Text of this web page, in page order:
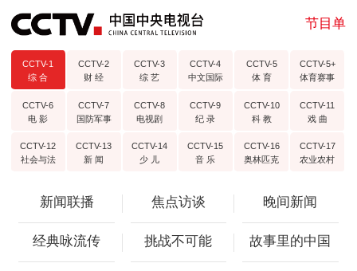
节目单
CCTV-1
综 合
CCTV-2
财 经
CCTV-3
综 艺
CCTV-4
中文国际
CCTV-5
体 育
CCTV-5+
体育赛事
CCTV-6
电 影
CCTV-7
国防军事
CCTV-8
电视剧
CCTV-9
纪 录
CCTV-10
科 教
CCTV-11
戏 曲
CCTV-12
社会与法
CCTV-13
新 闻
CCTV-14
少 儿
CCTV-15
音 乐
CCTV-16
奥林匹克
CCTV-17
农业农村
新闻联播 焦点访谈 晚间新闻
经典咏流传 挑战不可能 故事里的中国